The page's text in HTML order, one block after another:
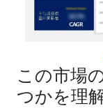
この市場
つかを理